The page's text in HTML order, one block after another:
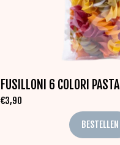
FUSILLONI 6 COLORI PASTA
€3,90
BESTELLEN